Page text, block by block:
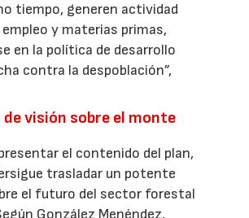
tiempo, generen actividad
y materias primas,
en la política de desarrollo
contra la despoblación”,
de visión sobre el monte
el contenido del plan,
trasladar un potente
el futuro del sector forestal